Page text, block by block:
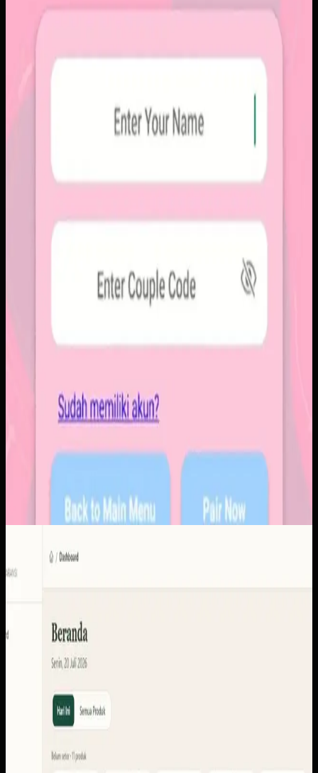
Sebelumnya
Platform sosial umum sering membuat momen personal
tenggelam di antara konten publik, iklan, dan tekanan
untuk selalu tampil sempurna. Pengguna membutuhkan
Kami membangun aplikasi mobile dengan alur berbagi yang
ringkas, notifikasi cepat, dan arsip momen yang tersusun
rapi. Sistemnya dirancang untuk percakapan visual yang
lebih personal tanpa membawa beban feed publik.
KUD Transparansi
Sebelumnya
anggota, stok, laporan, pencairan, dan portal pengguna
dibutuhkan.
Yang kami bangun
mencakup dasbor operasional, setoran dan settlements,